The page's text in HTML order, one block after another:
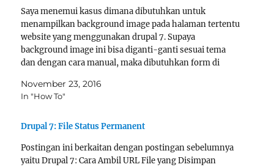
Saya menemui kasus dimana dibutuhkan untuk
menampilkan background image pada halaman tertentu
website yang menggunakan drupal 7. Supaya
background image ini bisa diganti-ganti sesuai tema
dan dengan cara manual, maka dibutuhkan form di
sudah di-handle di halaman admin perlu diambil url
nya…
November 23, 2016
In "How To"
Drupal 7: File Status Permanent
Postingan ini berkaitan dengan postingan sebelumnya
yaitu Drupal 7: Cara Ambil URL File yang Disimpan